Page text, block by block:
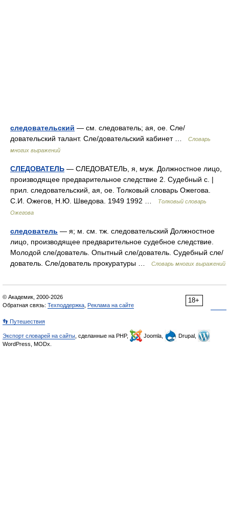
следовательский — см. следователь; ая, ое. Сле/
довательский талант. Сле/довательский кабинет …
Словарь
многих выражений
СЛЕДОВАТЕЛЬ — СЛЕДОВАТЕЛЬ, я, муж. Должностное лицо,
производящее предварительное следствие 2. Судебный с. |
прил. следовательский, ая, ое. Толковый словарь Ожегова.
С.И. Ожегов, Н.Ю. Шведова. 1949 1992 …
Толковый словарь
Ожегова
следователь — я; м. см. тж. следовательский Должностное
лицо, производящее предварительное судебное следствие.
Молодой сле/дователь. Опытный сле/дователь. Судебный сле/
дователь. Сле/дователь прокуратуры …
Словарь многих выражений
18+
© Академик, 2000-2026
Обратная связь: Техподдержка Реклама на сайте
👣 Путешествия
Экспорт словарей на сайты , сделанные на PHP, Joomla,
Drupal,
WordPress, MODx.